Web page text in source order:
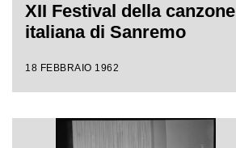
XII Festival della canzone
italiana di Sanremo
18 FEBBRAIO 1962